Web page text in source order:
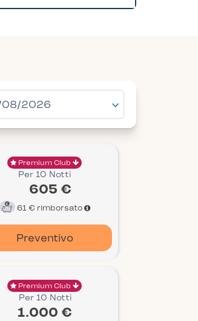
Premium Club
Per 10 Notti
605 €
61 € rimborsato
Preventivo
Premium Club
Per 10 Notti
1.000 €